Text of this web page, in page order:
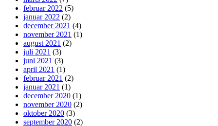
februar 2022 (5)
januar 2022 (2)
december 2021 (4)
november 2021 (1)
august 2021 (2)
juli 2021 (3)
juni 2021 (3)
april 2021 (1)
februar 2021 (2)
januar 2021 (1)
december 2020 (1)
november 2020 (2)
oktober 2020 (3)
september 2020 (2)